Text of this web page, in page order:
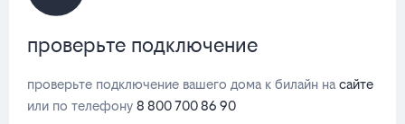
проверьте подключение
проверьте подключение вашего дома к билайн на сайте
или по телефону 8 800 700 86 90